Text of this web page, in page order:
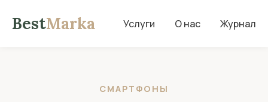
BestMarka Услуги О нас Журнал
СМАРТФОНЫ